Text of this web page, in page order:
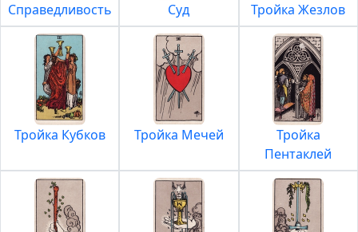
Справедливость Суд Тройка Жезлов
Тройка Кубков Тройка Мечей
Тройка
Пентаклей